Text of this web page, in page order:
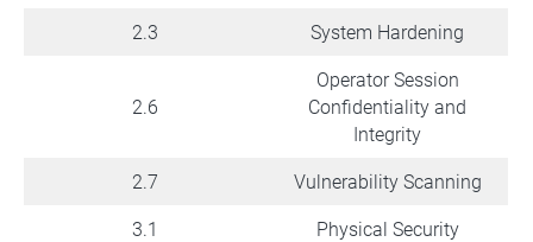
2.3 System Hardening
2.6
Operator Session
Confidentiality and
Integrity
2.7 Vulnerability Scanning
3.1 Physical Security